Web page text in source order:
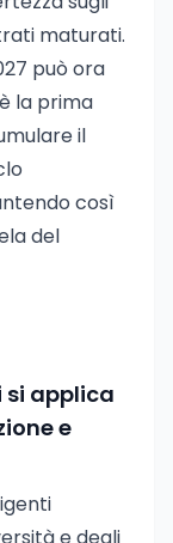
maturati.
può ora
la prima
il
così
del
applica
e